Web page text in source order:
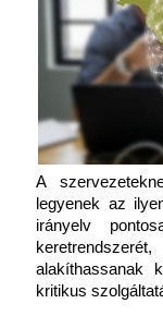
A
legyenek az
irányelv
alakíthassanak
kritikus